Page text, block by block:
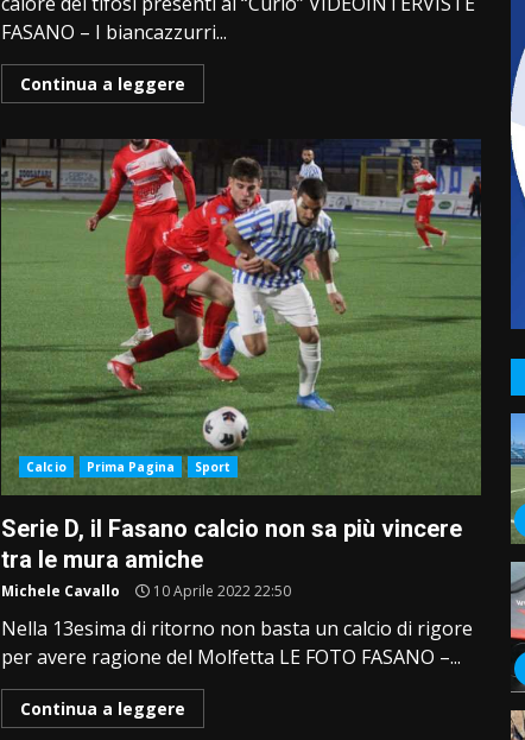
FASANO – I biancazzurri...
Continua a leggere
Calcio Prima Pagina Sport
Serie D, il Fasano calcio non sa più vincere
tra le mura amiche
Michele Cavallo 10 Aprile 2022 22:50
Nella 13esima di ritorno non basta un calcio di rigore
per avere ragione del Molfetta LE FOTO FASANO –...
Continua a leggere